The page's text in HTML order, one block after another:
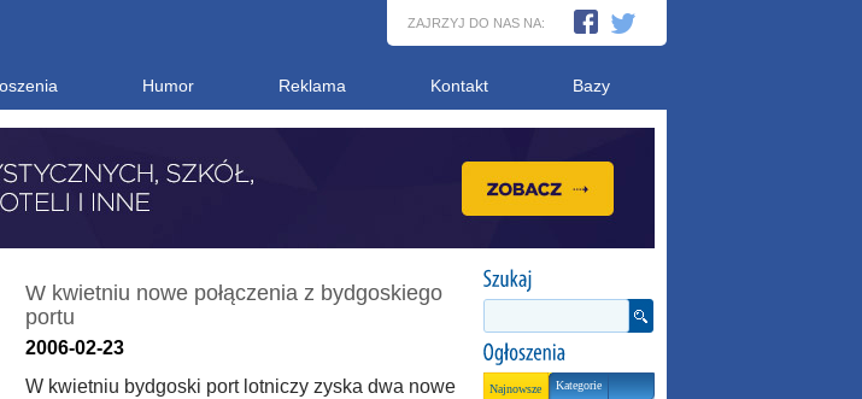
ZAJRZYJ DO NAS NA:
Humor Reklama Kontakt Bazy
Najnowsze Kategorie
W kwietniu nowe połączenia z bydgoskiego
portu
2006-02-23
W kwietniu bydgoski port lotniczy zyska dwa nowe